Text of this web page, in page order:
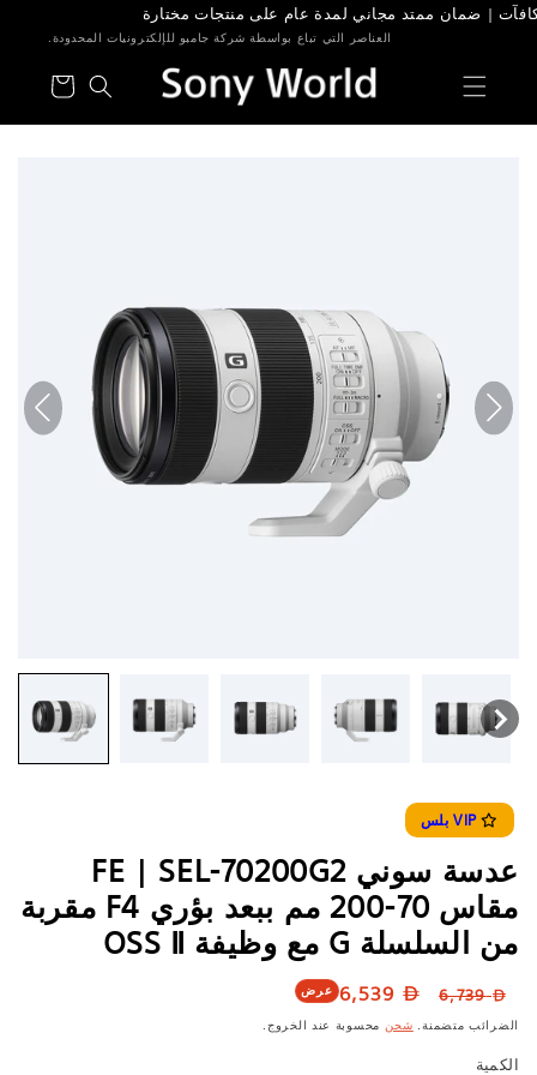
الى
العناصر التي تباع بواسطة شركة جامبو للإلكترونيات المحدودة.
عربة
التسوق
VIP بلس
عدسة سوني SEL-70200G2 ‏| FE
مقاس 70-200 مم ببعد بؤري F4 مقربة
من السلسلة G مع وظيفة OSS Ⅱ
السعر
العادي
6,739
سعر
البيع
6,539
عرض
الضرائب متضمنة.شحنمحسوبة عند الخروج.
الكمية